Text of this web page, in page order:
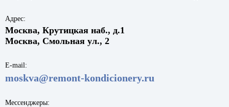
Адрес:
Москва, Крутицкая наб., д.1
Москва, Смольная ул., 2
E-mail:
moskva@remont-kondicionery.ru
Мессенджеры: